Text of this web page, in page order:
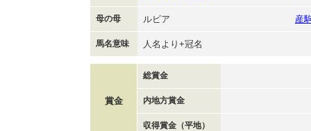
母の母 ルビア 産
馬名意味 人名より+冠名
賞金
総賞金
内地方賞金
収得賞金（平地）